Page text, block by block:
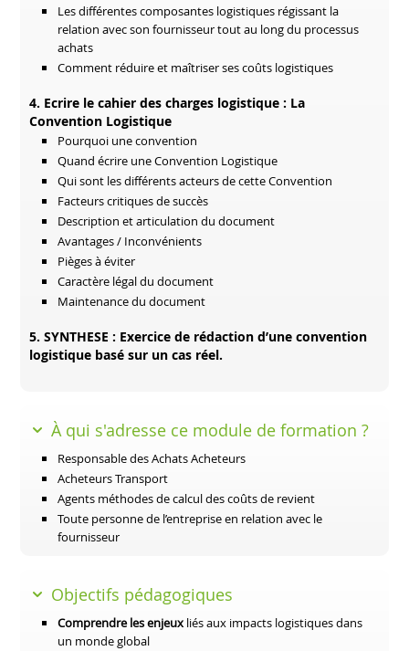
Les différentes composantes logistiques régissant la
relation avec son fournisseur tout au long du processus
achats
Comment réduire et maîtriser ses coûts logistiques
4. Ecrire le cahier des charges logistique : La
Convention Logistique
Pourquoi une convention
Quand écrire une Convention Logistique
Qui sont les différents acteurs de cette Convention
Facteurs critiques de succès
Description et articulation du document
Avantages / Inconvénients
Pièges à éviter
Caractère légal du document
Maintenance du document
5. SYNTHESE : Exercice de rédaction d’une convention
logistique basé sur un cas réel.
À qui s'adresse ce module de formation ?
Responsable des Achats Acheteurs
Acheteurs Transport
Agents méthodes de calcul des coûts de revient
Toute personne de l’entreprise en relation avec le
fournisseur
Objectifs pédagogiques
Comprendre les enjeux liés aux impacts logistiques dans
un monde global